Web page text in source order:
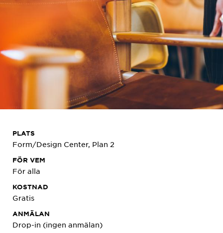
PLATS
Form/Design Center, Plan 2
FÖR VEM
För alla
KOSTNAD
Gratis
ANMÄLAN
Drop-in (ingen anmälan)